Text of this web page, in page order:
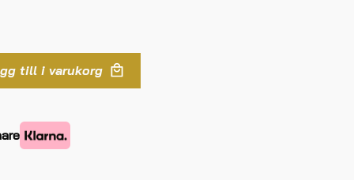
till i varukorg